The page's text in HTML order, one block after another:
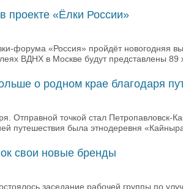
проекте «Ёлки России»
форума «Россия» пройдёт новогодняя
ВДНХ в Москве будут представлены 89
о родном крае благодаря
Отправной точкой стал Петропавловск-
путешествия была этнодеревня
свои новые бренды
заседание рабочей группы по